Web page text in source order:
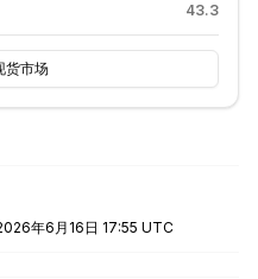
43.3
货市场
年6月16日 17:55 UTC